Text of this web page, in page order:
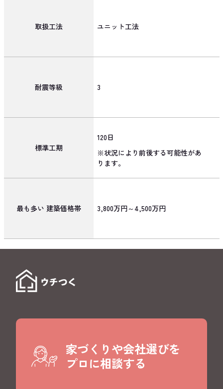
取扱工法 ユニット工法
耐震等級 3
標準工期
120日
※状況により前後する可能性があ
ります。
最も多い 建築価格帯 3,800万円～4,500万円
家づくりや会社選びを
プロに相談する